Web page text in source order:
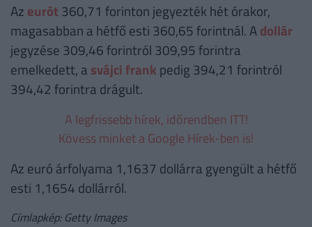
Az eurót 360,71 forinton jegyezték hét órakor,
magasabban a hétfő esti 360,65 forintnál. Adollár
jegyzése 309,46 forintról 309,95 forintra
emelkedett, a svájci frank pedig 394,21 forintról
394,42 forintra drágult.
A legfrissebb hírek, időrendben ITT!
Kövess minket a Google Hírek-ben is!
Az euró árfolyama 1,1637 dollárra gyengült a hétfő
esti 1,1654 dollárról.
Címlapkép: Getty Images